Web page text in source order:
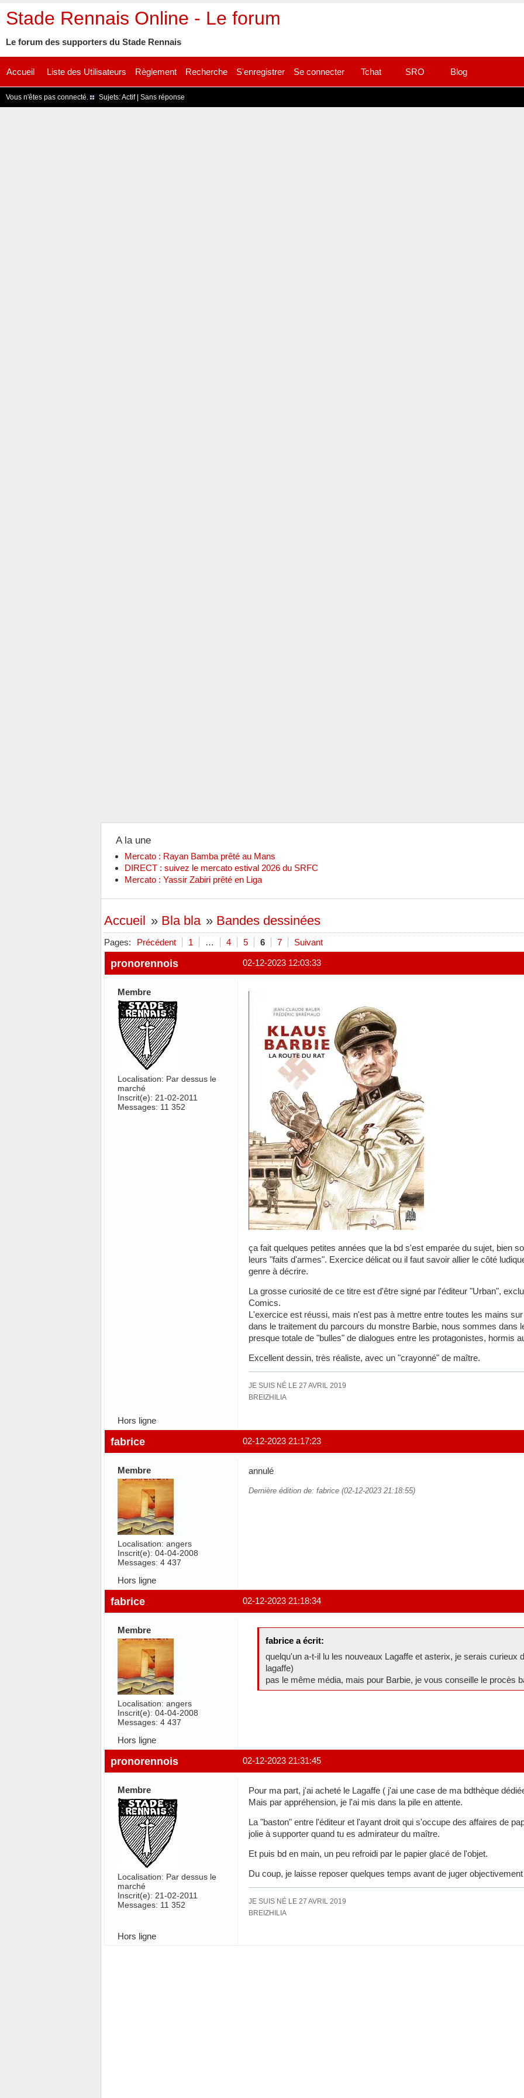
Stade Rennais Online - Le forum
Le forum des supporters du Stade Rennais
Accueil Liste des Utilisateurs Règlement Recherche S'enregistrer Se connecter Tchat SRO Blog
Vous n'êtes pas connecté. Sujets:Actif| Sans réponse
A la une
Mercato : Rayan Bamba prêté au Mans
DIRECT : suivez le mercato estival 2026 du SRFC
Mercato : Yassir Zabiri prêté en Liga
Accueil » Bla bla » Bandes dessinées
Pages: Précédent 1 … 4 5 6 7 Suivant
02-12-2023 12:03:33
pronorennois
Membre
Localisation: Par dessus le
marché
Inscrit(e): 21-02-2011
Messages: 11 352
ça fait quelques petites années que la bd s'est emparée du sujet, bien
leurs "faits d'armes". Exercice délicat ou il faut savoir allier le côté
genre à décrire.
La grosse curiosité de ce titre est d'être signé par l'éditeur "Urban",
Comics.
L'exercice est réussi, mais n'est pas à mettre entre toutes les mains
dans le traitement du parcours du monstre Barbie, nous sommes dans
presque totale de "bulles" de dialogues entre les protagonistes, hormis
Excellent dessin, très réaliste, avec un "crayonné" de maître.
JE SUIS NÉ LE 27 AVRIL 2019
BREIZHILIA
Hors ligne
02-12-2023 21:17:23
fabrice
Membre
Localisation: angers
Inscrit(e): 04-04-2008
Messages: 4 437
annulé
Dernière édition de: fabrice (02-12-2023 21:18:55)
Hors ligne
02-12-2023 21:18:34
fabrice
Membre
Localisation: angers
Inscrit(e): 04-04-2008
Messages: 4 437
fabrice a écrit:
quelqu'un a-t-il lu les nouveaux Lagaffe et asterix, je serais curieux
lagaffe)
pas le même média, mais pour Barbie, je vous conseille le procès
Hors ligne
02-12-2023 21:31:45
pronorennois
Membre
Localisation: Par dessus le
marché
Inscrit(e): 21-02-2011
Messages: 11 352
Pour ma part, j'ai acheté le Lagaffe ( j'ai une case de ma bdthèque
Mais par appréhension, je l'ai mis dans la pile en attente.
La "baston" entre l'éditeur et l'ayant droit qui s'occupe des affaires de
jolie à supporter quand tu es admirateur du maître.
Et puis bd en main, un peu refroidi par le papier glacé de l'objet.
Du coup, je laisse reposer quelques temps avant de juger objectivement
JE SUIS NÉ LE 27 AVRIL 2019
BREIZHILIA
Hors ligne